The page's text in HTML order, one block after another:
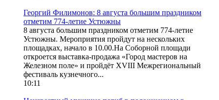
Георгий Филимонов: 8 августа большим праздником
отметим 774-летие Устюжны
8 августа большим праздником отметим 774-летие
Устюжны. Мероприятия пройдут на нескольких
площадках, начало в 10.00.На Соборной площади
откроется выставка-продажа «Город мастеров на
Железном поле» и пройдёт XVIII Межрегиональный
фестиваль кузнечного...
10:11